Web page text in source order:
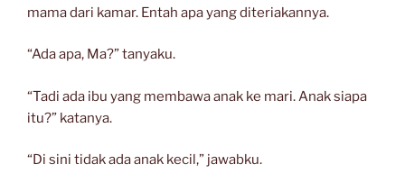
mama dari kamar. Entah apa yang diteriakannya.
“Ada apa, Ma?” tanyaku.
“Tadi ada ibu yang membawa anak ke mari. Anak siapa
itu?” katanya.
“Di sini tidak ada anak kecil,” jawabku.